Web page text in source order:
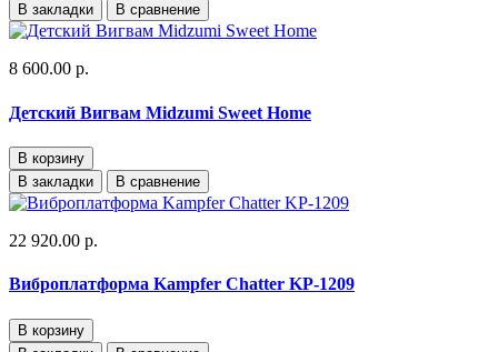
В закладки
В сравнение
8 600.00 р.
Детский Вигвам Midzumi Sweet Home
В корзину
В закладки
В сравнение
22 920.00 р.
Виброплатформа Kampfer Chatter KP-1209
В корзину